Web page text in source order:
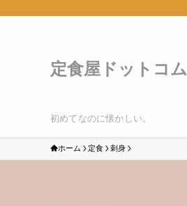
定食屋ドットコム
初めてなのに懐かしい。
ホーム 定食 刺身